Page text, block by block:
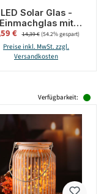
LED Solar Glas -
Einmachglas mit
- mit
- H: 13,5cm -
Lichtsensor - rot
€ Regulärer Preis:
14,39 €(54.2% gespart)
Preise inkl. MwSt. zzgl.
Versandkosten
Verfügbarkeit: